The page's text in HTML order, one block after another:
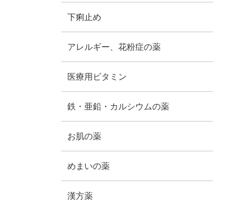
下痢止め
アレルギー、花粉症の薬
医療用ビタミン
鉄・亜鉛・カルシウムの薬
お肌の薬
めまいの薬
漢方薬